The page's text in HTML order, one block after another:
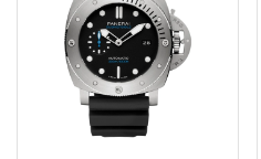
Barva řemínku
Šířka řemínku (nožky/spona)
Materiál spony